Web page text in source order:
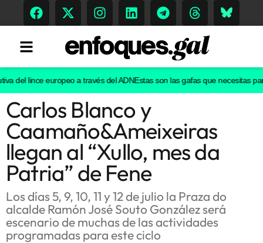
Tendencias
Memoria Histórica
Gastronomía
Escenarios
lince europeo a través del ADNEstas son las gafas que necesitas para
Carlos Blanco y
Caamaño&Ameixeiras
llegan al “Xullo, mes da
Patria” de Fene
Los días 5, 9, 10, 11 y 12 de julio la Praza do
alcalde Ramón José Souto González será
escenario de muchas de las actividades
programadas para este ciclo